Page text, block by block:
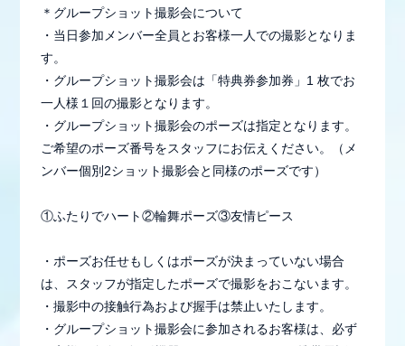
＊グループショット撮影会について
・当日参加メンバー全員とお客様一人での撮影となりま
す。
・グループショット撮影会は「特典券参加券」1 枚でお
一人様１回の撮影となります。
・グループショット撮影会のポーズは指定となります。
ご希望のポーズ番号をスタッフにお伝えください。（メ
ンバー個別2ショット撮影会と同様のポーズです）
①ふたりでハート②輪舞ポーズ③友情ピース
・ポーズお任せもしくはポーズが決まっていない場合
は、スタッフが指定したポーズで撮影をおこないます。
・撮影中の接触行為および握手は禁止いたします。
・グループショット撮影会に参加されるお客様は、必ず